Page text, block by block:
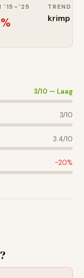
'15–'25
%
TREND
krimp
3/10 — Laag
3/10
3.4/10
-20%
?